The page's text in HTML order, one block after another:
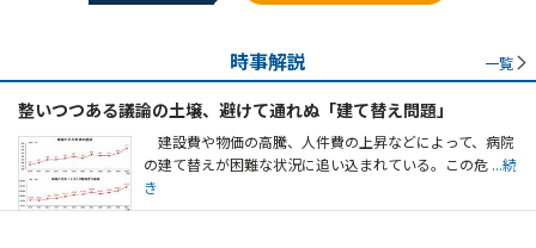
時事解説 一覧
整いつつある議論の土壌、避けて通れぬ「建て替え問題」
建設費や物価の高騰、人件費の上昇などによって、病院
の建て替えが困難な状況に追い込まれている。この危 ...続
き